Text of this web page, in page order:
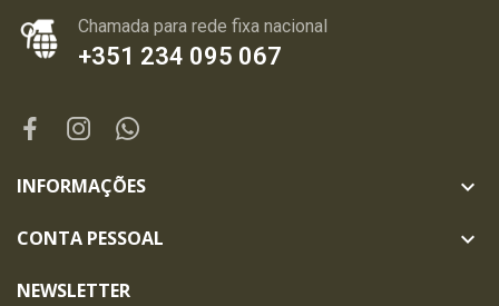
Chamada para rede fixa nacional
+351 234 095 067
INFORMAÇÕES 
CONTA PESSOAL 
NEWSLETTER